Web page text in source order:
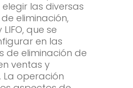
las diversas
eliminación,
que se
en las
de eliminación de
ventas y
operación